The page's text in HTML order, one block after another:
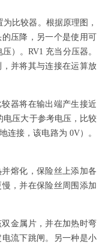
比较器。根据原理图，
压降，另一个是使用可
）。RV1 充当分压器。
并将其与连接在运算放
器将在输出端产生接近
电压大于参考电压，比较
连接，该电路为 0V）。
熔化，保险丝上添加各
，并在保险丝周围添加
金属片，并在加热时弯
流下跳闸。另一种是小